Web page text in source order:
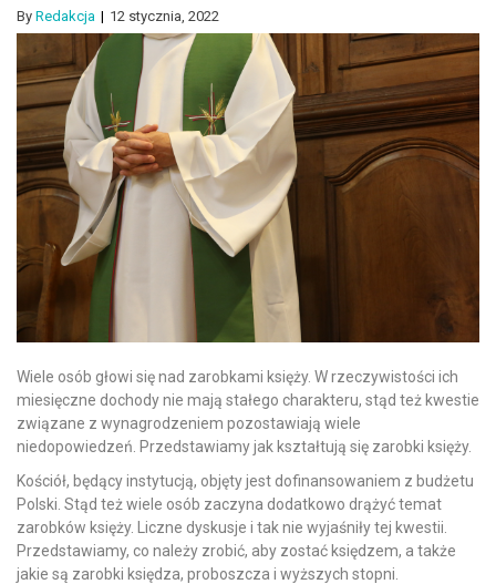
By Redakcja 12 stycznia, 2022
Wiele osób głowi się nad zarobkami księży. W rzeczywistości ich
miesięczne dochody nie mają stałego charakteru, stąd też kwestie
związane z wynagrodzeniem pozostawiają wiele
niedopowiedzeń. Przedstawiamy jak kształtują się zarobki księży.
Kościół, będący instytucją, objęty jest dofinansowaniem z budżetu
Polski. Stąd też wiele osób zaczyna dodatkowo drążyć temat
zarobków księży. Liczne dyskusje i tak nie wyjaśniły tej kwestii.
Przedstawiamy, co należy zrobić, aby zostać księdzem, a także
jakie są zarobki księdza, proboszcza i wyższych stopni.